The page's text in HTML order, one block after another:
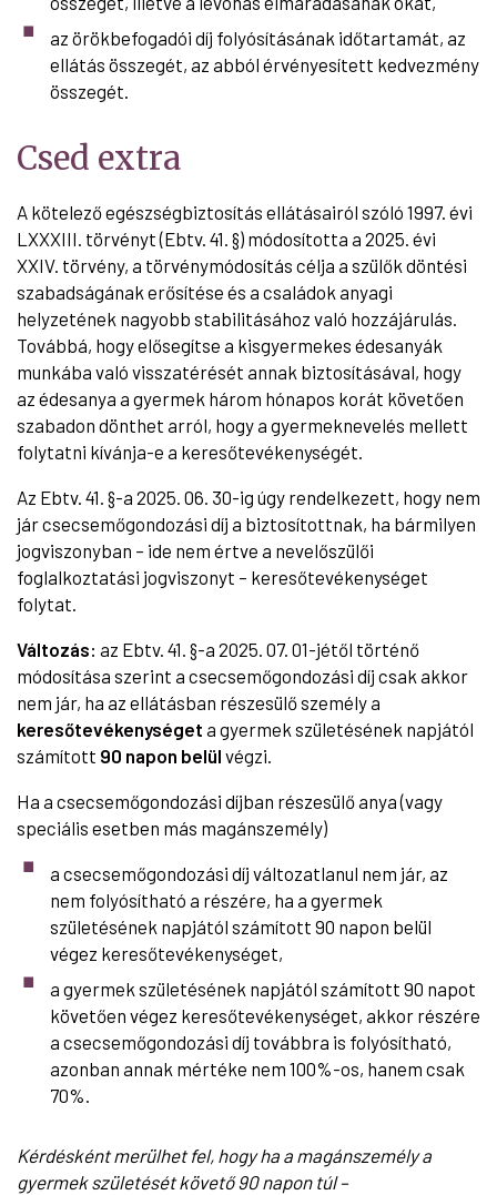
az örökbefogadói díj folyósításának időtartamát, az
ellátás összegét, az abból érvényesített kedvezmény
összegét.
Csed extra
A kötelező egészségbiztosítás ellátásairól szóló 1997. évi
LXXXIII. törvényt (Ebtv. 41. §) módosította a 2025. évi
XXIV. törvény, a törvénymódosítás célja a szülők döntési
szabadságának erősítése és a családok anyagi
helyzetének nagyobb stabilitásához való hozzájárulás.
Továbbá, hogy elősegítse a kisgyermekes édesanyák
munkába való visszatérését annak biztosításával, hogy
az édesanya a gyermek három hónapos korát követően
szabadon dönthet arról, hogy a gyermeknevelés mellett
folytatni kívánja-e a keresőtevékenységét.
Az Ebtv. 41. §-a 2025. 06. 30-ig úgy rendelkezett, hogy nem
jár csecsemőgondozási díj a biztosítottnak, ha bármilyen
jogviszonyban – ide nem értve a nevelőszülői
foglalkoztatási jogviszonyt – keresőtevékenységet
folytat.
Változás: az Ebtv. 41. §-a 2025. 07. 01-jétől történő
módosítása szerint a csecsemőgondozási díj csak akkor
nem jár, ha az ellátásban részesülő személy a
keresőtevékenységet a gyermek születésének napjától
számított 90 napon belül végzi.
Ha a csecsemőgondozási díjban részesülő anya (vagy
speciális esetben más magánszemély)
a csecsemőgondozási díj változatlanul nem jár, az
nem folyósítható a részére, ha a gyermek
születésének napjától számított 90 napon belül
végez keresőtevékenységet,
a gyermek születésének napjától számított 90 napot
követően végez keresőtevékenységet, akkor részére
a csecsemőgondozási díj továbbra is folyósítható,
azonban annak mértéke nem 100%-os, hanem csak
70%.
Kérdésként merülhet fel, hogy ha a magánszemély a
gyermek születését követő 90 napon túl –